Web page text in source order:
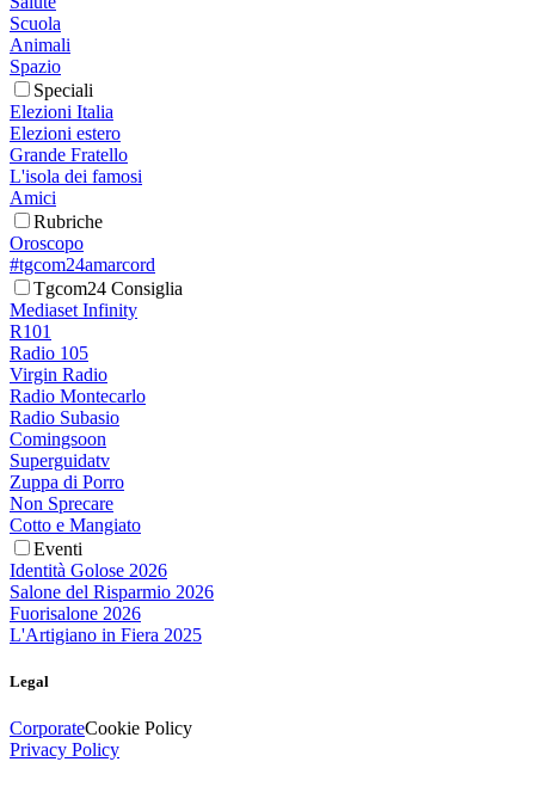
Scuola
Animali
Spazio
Speciali
Elezioni Italia
Elezioni estero
Grande Fratello
L'isola dei famosi
Amici
Rubriche
Oroscopo
#tgcom24amarcord
Tgcom24 Consiglia
Mediaset Infinity
R101
Radio 105
Virgin Radio
Radio Montecarlo
Radio Subasio
Comingsoon
Superguidatv
Zuppa di Porro
Non Sprecare
Cotto e Mangiato
Eventi
Identità Golose 2026
Salone del Risparmio 2026
Fuorisalone 2026
L'Artigiano in Fiera 2025
Legal
CorporateCookie Policy
Privacy Policy